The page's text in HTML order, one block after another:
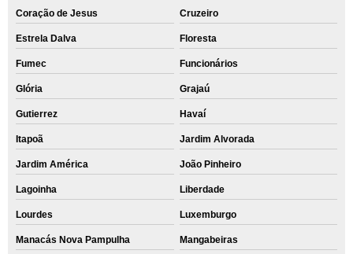
Coração de Jesus Cruzeiro
Estrela Dalva Floresta
Fumec Funcionários
Glória Grajaú
Gutierrez Havaí
Itapoã Jardim Alvorada
Jardim América João Pinheiro
Lagoinha Liberdade
Lourdes Luxemburgo
Manacás Nova Pampulha Mangabeiras